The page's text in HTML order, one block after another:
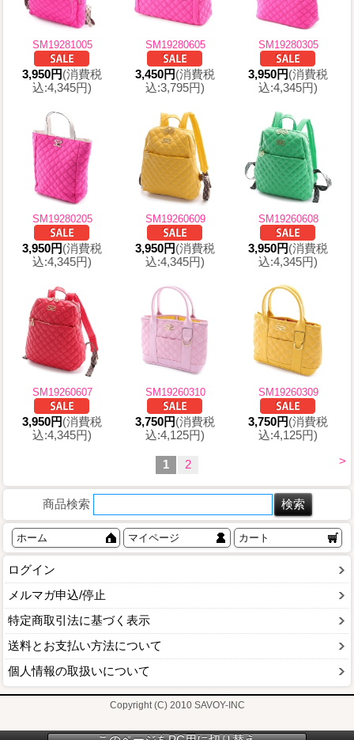
SM19281005
3,950円(消費税
込:4,345円)
SM19280605
3,450円(消費税
込:3,795円)
SM19280305
3,950円(消費税
込:4,345円)
SM19280205
3,950円(消費税
込:4,345円)
SM19260609
3,950円(消費税
込:4,345円)
SM19260608
3,950円(消費税
込:4,345円)
SM19260607
3,950円(消費税
込:4,345円)
SM19260310
3,750円(消費税
込:4,125円)
SM19260309
3,750円(消費税
込:4,125円)
>
1 2
商品検索
ホーム マイページ カート
ログイン
メルマガ申込/停止
特定商取引法に基づく表示
送料とお支払い方法について
個人情報の取扱いについて
Copyright (C) 2010 SAVOY-INC